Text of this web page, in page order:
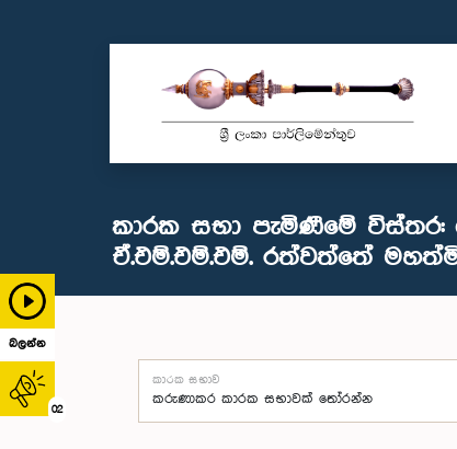
බලන්න
02
කාරක සභා පැමිණීමේ
ඒ.එම්.එම්.එම්. රත්වත්තේ
කාරක සභාව